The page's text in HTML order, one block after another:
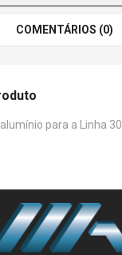
COMENTÁRIOS (0)
para a Linha 30.